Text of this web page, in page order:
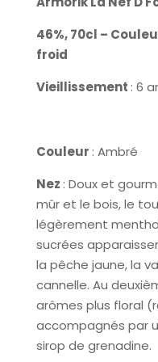
46%, 70cl –
froid
Vieillissement : 6
Couleur : Ambré
Nez : Doux et
mûr et le bois, le
légèrement
sucrées
la pêche jaune, la
cannelle. Au
arômes plus floral
accompagnés par
sirop de grenadine.